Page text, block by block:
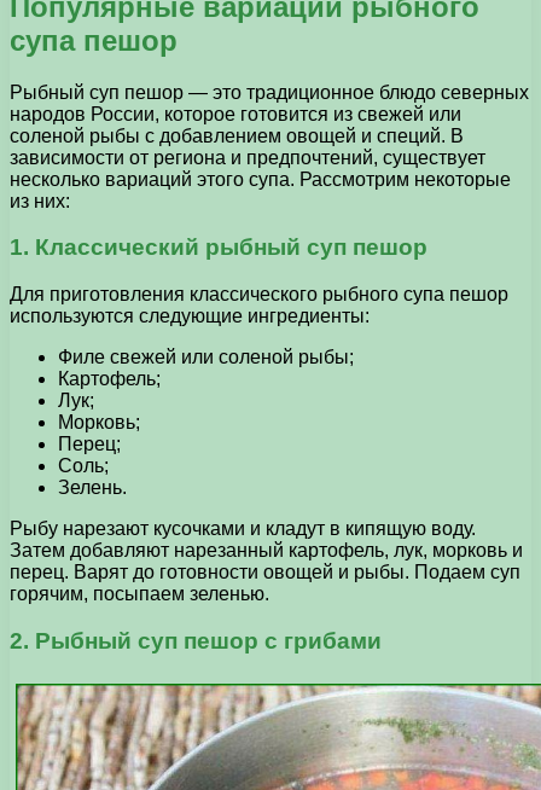
супа пешор
Рыбный суп пешор — это традиционное блюдо северных
народов России, которое готовится из свежей или
соленой рыбы с добавлением овощей и специй. В
зависимости от региона и предпочтений, существует
несколько вариаций этого супа. Рассмотрим некоторые
из них:
1. Классический рыбный суп пешор
Для приготовления классического рыбного супа пешор
используются следующие ингредиенты:
Филе свежей или соленой рыбы;
Картофель;
Лук;
Морковь;
Перец;
Соль;
Зелень.
Рыбу нарезают кусочками и кладут в кипящую воду.
Затем добавляют нарезанный картофель, лук, морковь и
перец. Варят до готовности овощей и рыбы. Подаем суп
горячим, посыпаем зеленью.
2. Рыбный суп пешор с грибами